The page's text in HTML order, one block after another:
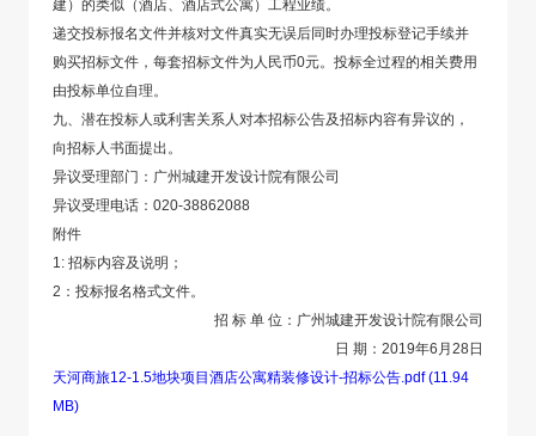
建）的类似（酒店、酒店式公寓）工程业绩。
递交投标报名文件并核对文件真实无误后同时办理投标登记手续并
购买招标文件，每套招标文件为人民币0元。投标全过程的相关费用
由投标单位自理。
九、潜在投标人或利害关系人对本招标公告及招标内容有异议的，
向招标人书面提出。
异议受理部门：广州城建开发设计院有限公司
异议受理电话：020-38862088
附件
1: 招标内容及说明；
2：投标报名格式文件。
招 标 单 位：广州城建开发设计院有限公司
日 期：2019年6月28日
天河商旅12-1.5地块项目酒店公寓精装修设计-招标公告.pdf (11.94
MB)